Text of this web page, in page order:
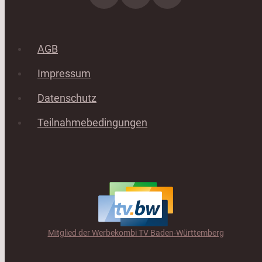
AGB
Impressum
Datenschutz
Teilnahmebedingungen
Mitglied der Werbekombi TV Baden-Württemberg